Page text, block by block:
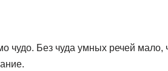
чудо. Без чуда умных речей мало,